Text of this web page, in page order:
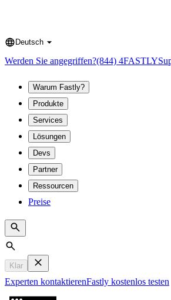
Language
Deutsch
Werden Sie angegriffen?(844) 4FASTLY
Warum Fastly?
Produkte
Services
Lösungen
Devs
Partner
Ressourcen
Preise
Search
Klar
Experten kontaktierenFastly kostenlos testen